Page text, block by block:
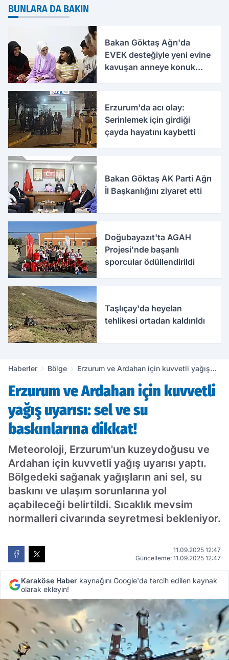
BUNLARA DA BAKIN
Bakan Göktaş Ağrı'da
EVEK desteğiyle yeni evine
kavuşan anneye konuk
Erzurum'da acı olay:
Serinlemek için girdiği
çayda hayatını kaybetti
Bakan Göktaş AK Parti Ağrı
İl Başkanlığını ziyaret etti
Doğubayazıt'ta AGAH
Projesi'nde başarılı
sporcular ödüllendirildi
Taşlıçay'da heyelan
tehlikesi ortadan kaldırıldı
Haberler Bölge
Erzurum ve Ardahan için kuvvetli yağış
Erzurum ve Ardahan için kuvvetli
yağış uyarısı: sel ve su
baskınlarına dikkat!
Meteoroloji, Erzurum'un kuzeydoğusu ve
Ardahan için kuvvetli yağış uyarısı yaptı.
Bölgedeki sağanak yağışların ani sel, su
baskını ve ulaşım sorunlarına yol
açabileceği belirtildi. Sıcaklık mevsim
normalleri civarında seyretmesi bekleniyor.
11.09.2025 12:47
Güncelleme: 11.09.2025 12:47
Karaköse Haber kaynağını Google'da tercih edilen kaynak
olarak ekleyin!